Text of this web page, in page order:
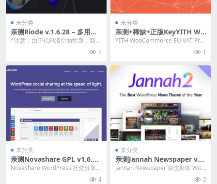
未分类
亲测Riode v.1.6.28 – 多用途
WooCommerce 主题下载
*注意：由于代码清空的性质，我们
2
未分类
亲测+稀缺+正版KeyYITH Wo
oCommerce EU VAT, OSS &
Commerce 自动计算欧盟增
YITH WooCommerce EU VAT Pre
1
未分类
亲测Novashare GPL v1.6.6 –
WordPress 社交分享插件下
Novashare WordPress 社交分享插
4
未分类
亲测Jannah Newspaper v.7.
6.4 -杂志新闻 BuddyPress A
MP WordPress主题下载
Jannah Newspaper 杂志新闻 Wor
2